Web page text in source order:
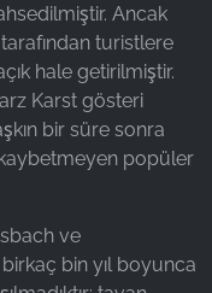
Ancak
turistlere
hale getirilmiştir.
Karst gösteri
bir süre sonra
popüler
ve
bin yıl boyunca